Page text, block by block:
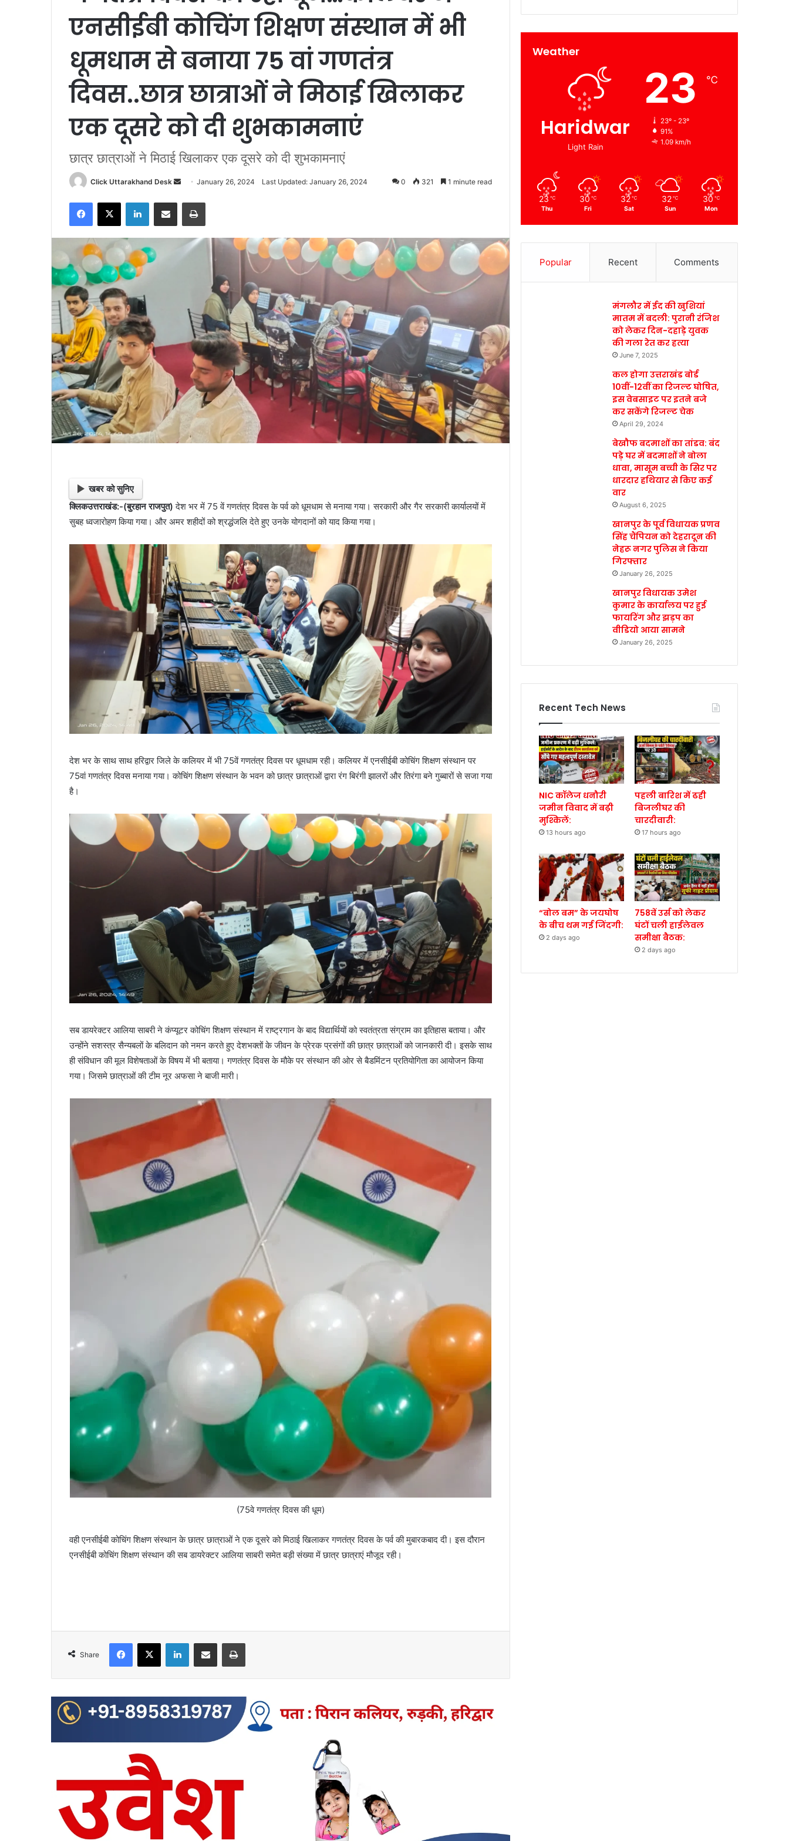
एनसीईबी कोचिंग शिक्षण संस्थान में भी
धूमधाम से बनाया 75 वां गणतंत्र
दिवस..छात्र छात्राओं ने मिठाई खिलाकर
एक दूसरे को दी शुभकामनाएं
छात्र छात्राओं ने मिठाई खिलाकर एक दूसरे को दी शुभकामनाएं
Click Uttarakhand Desk
d
a
January 26, 2024 Last Updated: January 26, 2024 0 321 1 minute read
खबर को सुनिए
क्लिकउत्तराखंड:-(बुरहान राजपुत)देश भर में 75 वें गणतंत्र दिवस के पर्व को धूमधाम से मनाया गया। सरकारी और गैर सरकारी कार्यालयों में
सुबह ध्वजारोहण किया गया। और अमर शहीदों को श्रद्धंजलि देते हुए उनके योगदानों को याद किया गया।
देश भर के साथ साथ हरिद्वार जिले के कलियर में भी 75वें गणतंत्र दिवस पर धूमधाम रही। कलियर में एनसीईबी कोचिंग शिक्षण संस्थान पर
75वां गणतंत्र दिवस मनाया गया। कोचिंग शिक्षण संस्थान के भवन को छात्र छात्राओं द्वारा रंग बिरंगी झालरों और तिरंगा बने गुब्बारों से सजा गया
है।
सब डायरेक्टर आलिया साबरी ने कंप्यूटर कोचिंग शिक्षण संस्थान में राष्ट्रगान के बाद विद्यार्थियों को स्वतंत्रता संग्राम का इतिहास बताया। और
उन्होंने सशस्त्र सैन्यबलों के बलिदान को नमन करते हुए देशभक्तों के जीवन के प्रेरक प्रसंगों की छात्र छात्राओं को जानकारी दी। इसके साथ
ही संविधान की मूल विशेषताओं के विषय में भी बताया। गणतंत्र दिवस के मौके पर संस्थान की ओर से बैडमिंटन प्रतियोगिता का आयोजन किया
गया। जिसमे छात्राओं की टीम नूर अफसा ने बाजी मारी।
(75वे गणतंत्र दिवस की धूम)
वही एनसीईबी कोचिंग शिक्षण संस्थान के छात्र छात्राओं ने एक दूसरे को मिठाई खिलाकर गणतंत्र दिवस के पर्व की मुबारकबाद दी। इस दौरान
एनसीईबी कोचिंग शिक्षण संस्थान की सब डायरेक्टर आलिया साबरी समेत बड़ी संख्या में छात्र छात्राएं मौजूद रही।
Share
Weather
Haridwar
Light Rain
23 ℃
23º - 23º
91%
1.09 km/h
23 ℃
Thu
30 ℃
Fri
32 ℃
Sat
32 ℃
Sun
30 ℃
Mon
Popular Recent Comments
मंगलौर में ईद की खुशियां
मातम में बदली: पुरानी रंजिश
को लेकर दिन-दहाड़े युवक
की गला रेत कर हत्या
June 7, 2025
कल होगा उत्तराखंड बोर्ड
10वीं-12वीं का रिजल्ट घोषित,
इस वेबसाइट पर इतने बजे
कर सकेंगे रिजल्ट चेक
April 29, 2024
बेखौफ बदमाशों का तांडव: बंद
पड़े घर में बदमाशों ने बोला
धावा, मासूम बच्ची के सिर पर
धारदार हथियार से किए कई
वार
August 6, 2025
खानपुर के पूर्व विधायक प्रणव
सिंह चैंपियन को देहरादून की
नेहरू नगर पुलिस ने किया
गिरफ्तार
January 26, 2025
खानपुर विधायक उमेश
कुमार के कार्यालय पर हुई
फायरिंग और झड़प का
वीडियो आया सामने
January 26, 2025
Recent Tech News
NIC कॉलेज धनौरी
जमीन विवाद में बढ़ी
मुश्किलें:
13 hours ago
पहली बारिश में ढही
बिजलीघर की
चारदीवारी:
17 hours ago
“बोल बम” के जयघोष
के बीच थम गई जिंदगी:
2 days ago
758वें उर्स को लेकर
घंटों चली हाईलेवल
समीक्षा बैठक:
2 days ago